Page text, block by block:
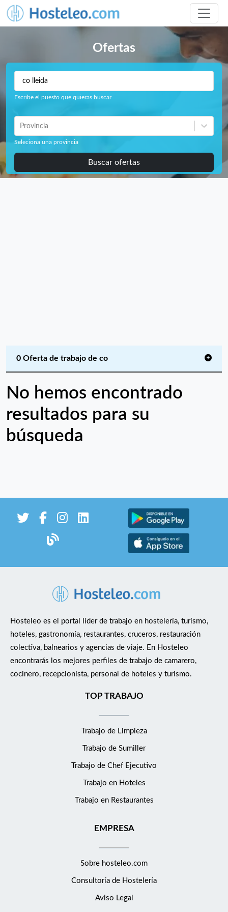
Ofertas
Escribe el puesto que quieras buscar
Provincia
Seleciona una provincia
Buscar ofertas
0 Oferta de trabajo de co
No hemos encontrado
resultados para su
búsqueda
Hosteleo es el portal líder de trabajo en hostelería, turismo,
hoteles, gastronomía, restaurantes, cruceros, restauración
colectiva, balnearios y agencias de viaje. En Hosteleo
encontrarás los mejores perfiles de trabajo de camarero,
cocinero, recepcionista, personal de hoteles y turismo.
TOP TRABAJO
Trabajo de Limpieza
Trabajo de Sumiller
Trabajo de Chef Ejecutivo
Trabajo en Hoteles
Trabajo en Restaurantes
EMPRESA
Sobre hosteleo.com
Consultoría de Hostelería
Aviso Legal